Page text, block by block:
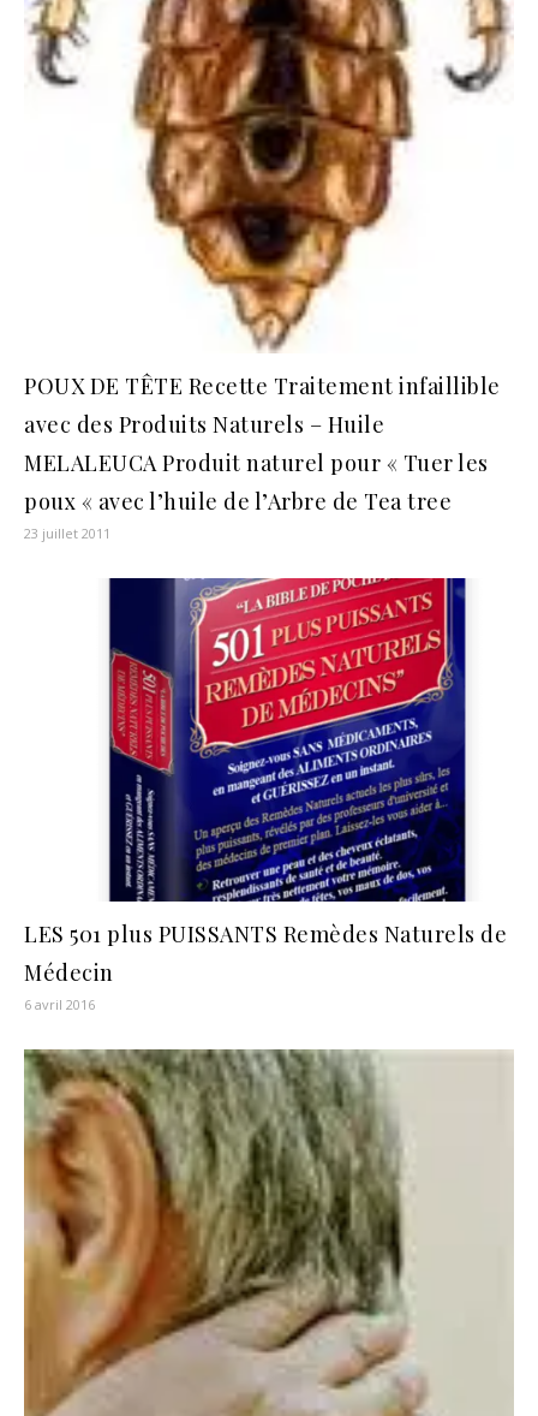
POUX DE TÊTE Recette Traitement infaillible
avec des Produits Naturels – Huile
MELALEUCA Produit naturel pour « Tuer les
poux « avec l’huile de l’Arbre de Tea tree
23 juillet 2011
LES 501 plus PUISSANTS Remèdes Naturels de
Médecin
6 avril 2016